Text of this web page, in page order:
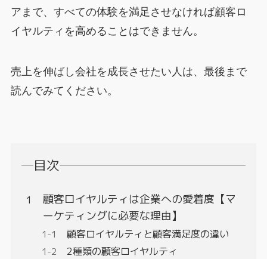
アまで、すべての体験を満足させなければ顧客ロ
イヤルティを高めることはできません。
売上を伸ばし会社を成長させたい人は、最後まで
読んでみてください。
目次
顧客ロイヤルティは企業への愛着度【マ
ーケティングに必要な理由】
顧客ロイヤルティと顧客満足度の違い
2種類の顧客ロイヤルティ